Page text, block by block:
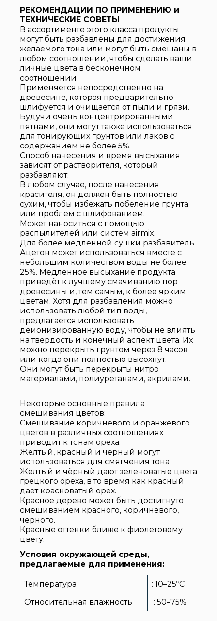
РЕКОМЕНДАЦИИ ПО ПРИМЕНЕНИЮ и
ТЕХНИЧЕСКИЕ СОВЕТЫ
В ассортименте этого класса продукты
могут быть разбавлены для достижения
желаемого тона или могут быть смешаны в
любом соотношении, чтобы сделать ваши
личные цвета в бесконечном
соотношении.
Применяется непосредственно на
древесине, которая предварительно
шлифуется и очищается от пыли и грязи.
Будучи очень концентрированными
пятнами, они могут также использоваться
для тонирующих грунтов или лаков с
содержанием не более 5%.
Способ нанесения и время высыхания
зависят от растворителя, который
разбавляют.
В любом случае, после нанесения
красителя, он должен быть полностью
сухим, чтобы избежать побеление грунта
или проблем с шлифованием.
Может наноситься с помощью
распылителей или систем airmix.
Для более медленной сушки разбавитель
Ацетон может использоваться вместе с
небольшим количеством воды не более
25%. Медленное высыхание продукта
приведёт к лучшему смачиванию пор
древесины и, тем самым, к более ярким
цветам. Хотя для разбавления можно
использовать любой тип воды,
предлагается использовать
деионизированную воду, чтобы не влиять
на твердость и конечный аспект цвета. Их
можно перекрыть грунтом через 8 часов
или когда они полностью высохнут.
Они могут быть перекрыты нитро
материалами, полиуретанами, акрилами.
Некоторые основные правила
смешивания цветов:
Смешивание коричневого и оранжевого
цветов в различных соотношениях
приводит к тонам ореха.
Жёлтый, красный и чёрный могут
использоваться для смягчения тона.
Жёлтый и чёрный дают зеленоватые цвета
грецкого ореха, в то время как красный
даёт красноватый орех.
Красное дерево может быть достигнуто
смешиванием красного, коричневого,
чёрного.
Красные оттенки ближе к фиолетовому
цвету.
Условия окружающей среды,
предлагаемые для применения:
Температура
: 10–25ºC
Относительная влажность
: 50–75%